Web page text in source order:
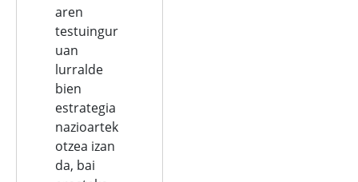
aren
testuingur
uan
lurralde
bien
estrategia
nazioartek
otzea izan
da, bai